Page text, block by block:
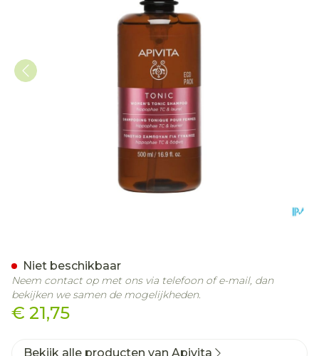
€ 21,75
Niet beschikbaar
Neem contact op met ons via telefoon of e-mail, dan
bekijken we samen de mogelijkheden.
Bekijk alle producten van Apivita